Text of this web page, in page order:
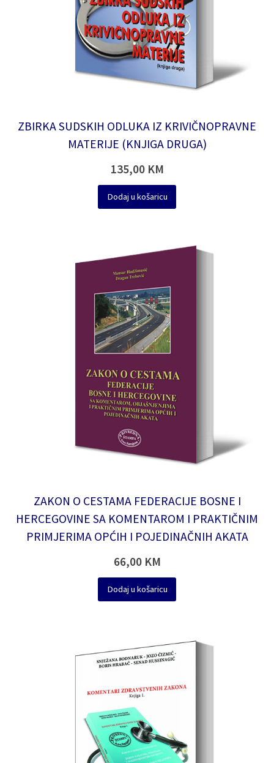
ZBIRKA SUDSKIH ODLUKA IZ KRIVIČNOPRAVNE
MATERIJE (KNJIGA DRUGA)
135,00 KM
Dodaj u košaricu
ZAKON O CESTAMA FEDERACIJE BOSNE I
HERCEGOVINE SA KOMENTAROM I PRAKTIČNIM
PRIMJERIMA OPĆIH I POJEDINAČNIH AKATA
66,00 KM
Dodaj u košaricu